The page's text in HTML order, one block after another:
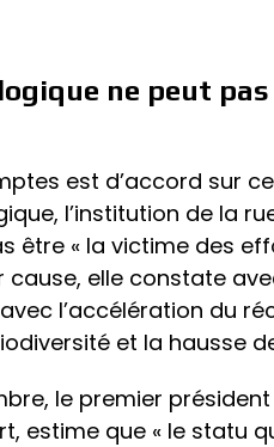
ne peut
est d’accord sur
l’institution de la
être « la victime des
cause, elle constate
l’accélération du
et la hausse
le premier
estime que « le statu